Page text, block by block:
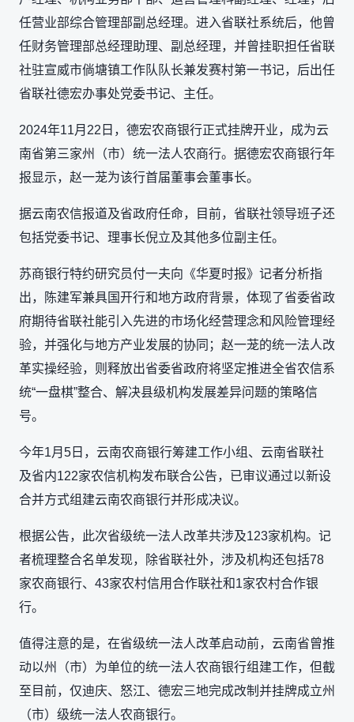
任营业部综合管理部副总经理。进入省联社系统后，他曾
任财务管理部总经理助理、副总经理，并曾挂职担任省联
社驻宣威市倘塘镇工作队队长兼发赛村第一书记，后出任
省联社德宏办事处党委书记、主任。
2024年11月22日，德宏农商银行正式挂牌开业，成为云
南省第三家州（市）统一法人农商行。据德宏农商银行年
报显示，赵一茏为该行首届董事会董事长。
据云南农信报道及省政府任命，目前，省联社领导班子还
包括党委书记、理事长倪立及其他多位副主任。
苏商银行特约研究员付一夫向《华夏时报》记者分析指
出，陈建军兼具国开行和地方政府背景，体现了省委省政
府期待省联社能引入先进的市场化经营理念和风险管理经
验，并强化与地方产业发展的协同；赵一茏的统一法人改
革实操经验，则释放出省委省政府将坚定推进全省农信系
统“一盘棋”整合、解决县级机构发展差异问题的策略信
号。
今年1月5日，云南农商银行筹建工作小组、云南省联社
及省内122家农信机构发布联合公告，已审议通过以新设
合并方式组建云南农商银行并形成决议。
根据公告，此次省级统一法人改革共涉及123家机构。记
者梳理整合名单发现，除省联社外，涉及机构还包括78
家农商银行、43家农村信用合作联社和1家农村合作银
行。
值得注意的是，在省级统一法人改革启动前，云南省曾推
动以州（市）为单位的统一法人农商银行组建工作，但截
至目前，仅迪庆、怒江、德宏三地完成改制并挂牌成立州
（市）级统一法人农商银行。